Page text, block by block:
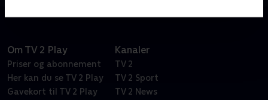
Om TV 2 Play
Priser og abonnement
Her kan du se TV 2 Play
Gavekort til TV 2 Play
Kanaler
TV 2
TV 2 Sport
TV 2 News